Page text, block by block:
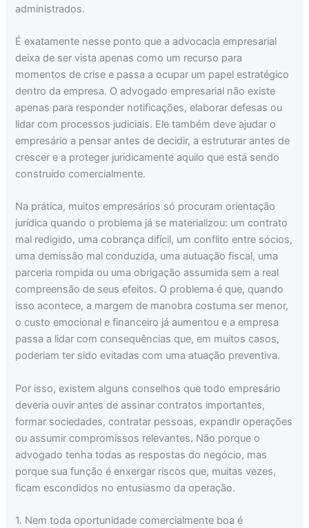
administrados.
É exatamente nesse ponto que a advocacia empresarial
deixa de ser vista apenas como um recurso para
momentos de crise e passa a ocupar um papel estratégico
dentro da empresa. O advogado empresarial não existe
apenas para responder notificações, elaborar defesas ou
lidar com processos judiciais. Ele também deve ajudar o
empresário a pensar antes de decidir, a estruturar antes de
crescer e a proteger juridicamente aquilo que está sendo
construído comercialmente.
Na prática, muitos empresários só procuram orientação
jurídica quando o problema já se materializou: um contrato
mal redigido, uma cobrança difícil, um conflito entre sócios,
uma demissão mal conduzida, uma autuação fiscal, uma
parceria rompida ou uma obrigação assumida sem a real
compreensão de seus efeitos. O problema é que, quando
isso acontece, a margem de manobra costuma ser menor,
o custo emocional e financeiro já aumentou e a empresa
passa a lidar com consequências que, em muitos casos,
poderiam ter sido evitadas com uma atuação preventiva.
Por isso, existem alguns conselhos que todo empresário
deveria ouvir antes de assinar contratos importantes,
formar sociedades, contratar pessoas, expandir operações
ou assumir compromissos relevantes. Não porque o
advogado tenha todas as respostas do negócio, mas
porque sua função é enxergar riscos que, muitas vezes,
ficam escondidos no entusiasmo da operação.
1. Nem toda oportunidade comercialmente boa é